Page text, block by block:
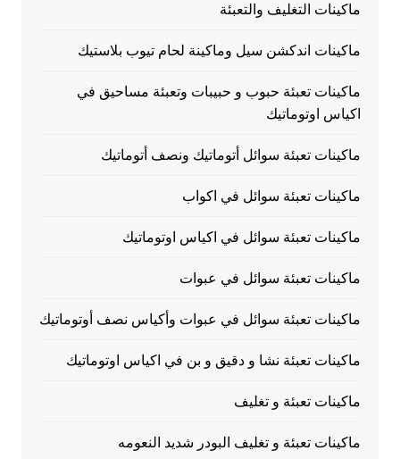
ماكينات التغليف والتعبئة
ماكينات اندكشن سيل وماكينة لحام تيوب بلاستيك
ماكينات تعبئة حبوب و حبيبات وتعبئة مساحيق في
اكياس اوتوماتيك
ماكينات تعبئة سوائل أتوماتيك ونصف أتوماتيك
ماكينات تعبئة سوائل في اكواب
ماكينات تعبئة سوائل في اكياس اوتوماتيك
ماكينات تعبئة سوائل في عبوات
ماكينات تعبئة سوائل في عبوات وأكياس نصف أوتوماتيك
ماكينات تعبئة نشا و دقيق و بن في اكياس اوتوماتيك
ماكينات تعبئة و تغليف
ماكينات تعبئة و تغليف البودر شديد النعومه